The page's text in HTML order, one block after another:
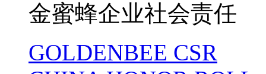
金蜜蜂企业社会责任
GOLDENBEE CSR